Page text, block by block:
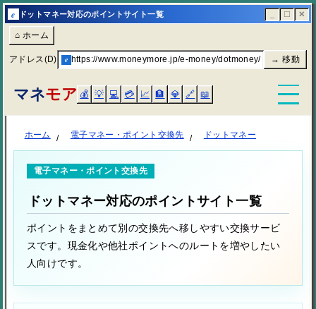
e ドットマネー対応のポイントサイト一覧 ☐ ✕
⌂ ホーム
アドレス(D) e https://www.moneymore.jp/e-money/dotmoney/ → 移動
マネモア 💰 💡 💻 💳 📈 🏦 💎 🔗 📖
ホーム 電子マネー・ポイント交換先 ドットマネー
電子マネー・ポイント交換先
ドットマネー対応のポイントサイト一覧
ポイントをまとめて別の交換先へ移しやすい交換サービ
スです。現金化や他社ポイントへのルートを増やしたい
人向けです。